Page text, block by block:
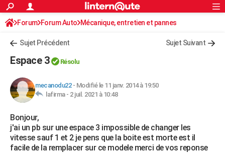
ACTUALITÉS
Politique
Société
Faits Divers
Education
Monde
Villes
+
Retraite
Impôts
Epargne
Immobilier
Risques naturels par ville
Banque
Assurance
Crédit
AUTO
HIGH-TECH
Mobiles
Meilleur smartphone
Internet
Ordinateurs
Jeux vidéo
Guide high-tech
+BRICOLAGE
Forum
Aménagement intérieur
Extérieur
Cuisine
Salle de bains
Jardinage
Rangement
Rechercher
S'inscrire
Connexion
Forum Forum Auto Mécanique, entretien et pannes
Sujet Précédent Sujet Suivant
Espace 3 Résolu
mecanodu22- Modifié le 11 janv. 2014 à 19:50
lafirma - 2 juil. 2021 à 10:48
Bonjour,
j'ai un pb sur une espace 3 impossible de changer les
vitesse sauf 1 et 2 je pens que la boite est morte est il
facile de la remplacer sur ce modele merci de vos reponse